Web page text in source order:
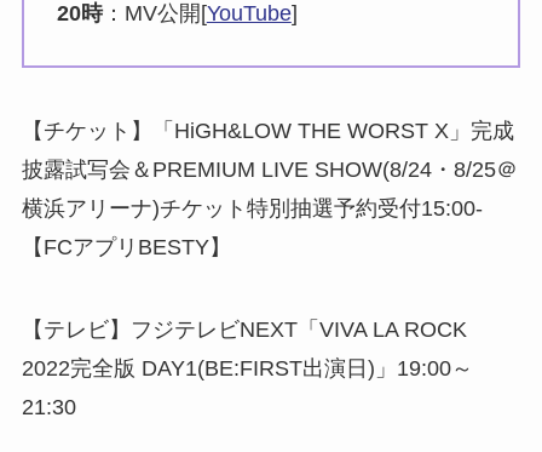
20時：MV公開[YouTube]
【チケット】「HiGH&LOW THE WORST X」完成
披露試写会＆PREMIUM LIVE SHOW(8/24・8/25＠
横浜アリーナ)チケット特別抽選予約受付15:00-
【FCアプリBESTY】
【テレビ】フジテレビNEXT「VIVA LA ROCK
2022完全版 DAY1(BE:FIRST出演日)」19:00～
21:30